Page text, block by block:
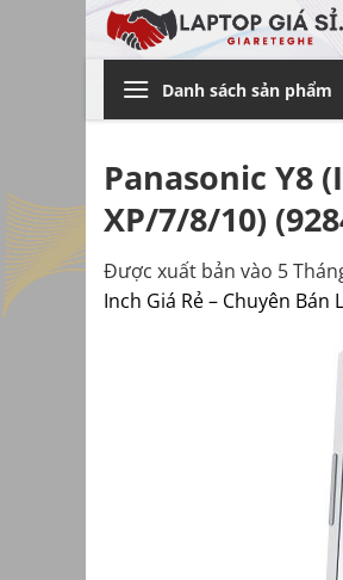
Bỏ
qua
dung
Danh sách sản phẩm
Panasonic Y8
XP/7/8/10)
Được xuất bản vào 5
Inch Giá Rẻ – Chuyên